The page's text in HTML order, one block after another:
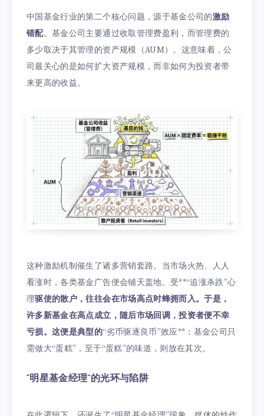
中国基金行业的第二个核心问题，源于基金公司的激励
错配。基金公司主要通过收取管理费盈利，而管理费的
多少取决于其管理的资产规模（AUM）。这意味着，公
司最关心的是如何扩大资产规模，而非如何为投资者带
来更高的收益。
这种激励机制催生了诸多营销套路。当市场火热、人人
看涨时，各类基金广告便会铺天盖地。受**“追涨杀跌”心
理驱使的散户，往往会在市场高点时蜂拥而入。于是，
许多新基金在高点成立，随后市场回调，投资者便不幸
亏损。这便是典型的“劣币驱逐良币”效应**：基金公司只
需做大“蛋糕”，至于“蛋糕”的味道，则放在其次。
“明星基金经理”的光环与陷阱